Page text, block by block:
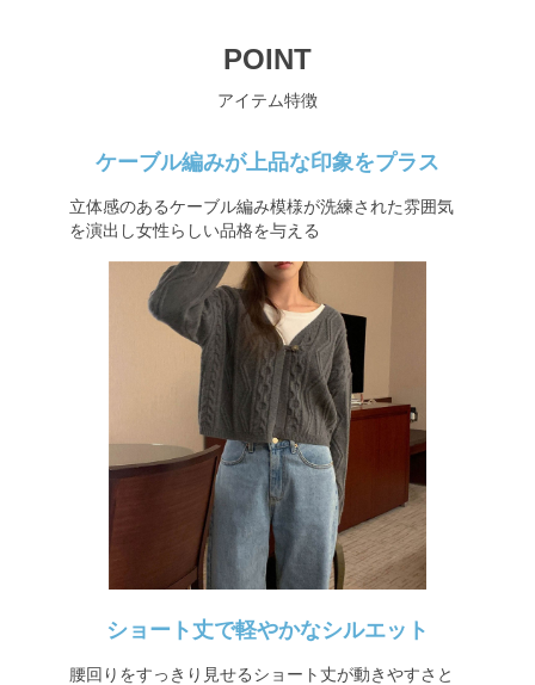
POINT
アイテム特徴
ケーブル編みが上品な印象をプラス
立体感のあるケーブル編み模様が洗練された雰囲気
を演出し女性らしい品格を与える
ショート丈で軽やかなシルエット
腰回りをすっきり見せるショート丈が動きやすさと